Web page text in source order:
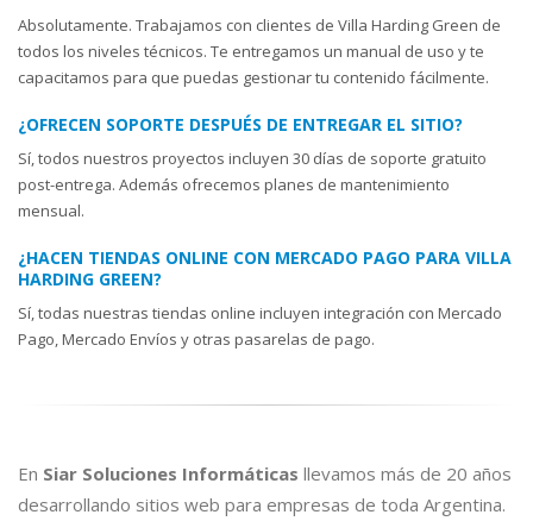
Absolutamente. Trabajamos con clientes de Villa Harding Green de
todos los niveles técnicos. Te entregamos un manual de uso y te
capacitamos para que puedas gestionar tu contenido fácilmente.
¿OFRECEN SOPORTE DESPUÉS DE ENTREGAR EL SITIO?
Sí, todos nuestros proyectos incluyen 30 días de soporte gratuito
post-entrega. Además ofrecemos planes de mantenimiento
mensual.
¿HACEN TIENDAS ONLINE CON MERCADO PAGO PARA VILLA
HARDING GREEN?
Sí, todas nuestras tiendas online incluyen integración con Mercado
Pago, Mercado Envíos y otras pasarelas de pago.
En Siar Soluciones Informáticas llevamos más de 20 años
desarrollando sitios web para empresas de toda Argentina.